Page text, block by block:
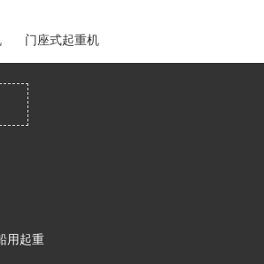
门座式起重机
用起重